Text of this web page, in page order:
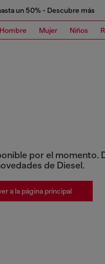
un 50% - Descubre más
Hombre Mujer Niños
por el momento.
de Diesel.
a la página principal